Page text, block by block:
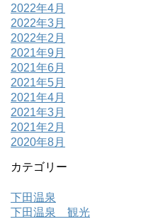
2022年4月
2022年3月
2022年2月
2021年9月
2021年6月
2021年5月
2021年4月
2021年3月
2021年2月
2020年8月
カテゴリー
下田温泉
下田温泉 観光